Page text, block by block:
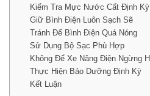
Kiểm Tra Mực Nước Cất Định Kỳ
Giữ Bình Điện Luôn Sạch Sẽ
Tránh Để Bình Điện Quá Nóng
Sử Dụng Bộ Sạc Phù Hợp
Không Để Xe Nâng Điện Ngừng
Thực Hiện Bảo Dưỡng Định Kỳ
Kết Luận